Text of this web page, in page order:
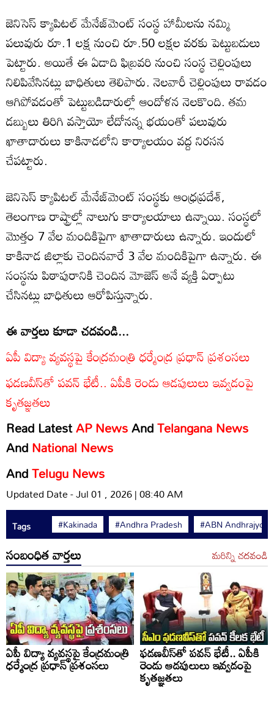
జెనిసెస్ క్యాపిటల్ మేనేజ్‌మెంట్ సంస్థ హామీలను నమ్మి
పలువురు రూ.1 లక్ష నుంచి రూ.50 లక్షల వరకు పెట్టుబడులు
పెట్టారు. అయితే ఈ ఏడాది ఫిబ్రవరి నుంచి సంస్థ చెల్లింపులు
నిలిపివేసినట్లు బాధితులు తెలిపారు. నెలవారీ చెల్లింపులు రావడం
ఆగిపోవడంతో పెట్టుబడిదారుల్లో ఆందోళన నెలకొంది. తమ
డబ్బులు తిరిగి వస్తాయో లేదోనన్న భయంతో పలువురు
ఖాతాదారులు కాకినాడలోని కార్యాలయం వద్ద నిరసన
చేపట్టారు.
జెనిసెస్ క్యాపిటల్ మేనేజ్‌మెంట్ సంస్థకు ఆంధ్రప్రదేశ్,
తెలంగాణ రాష్ట్రాల్లో నాలుగు కార్యాలయాలు ఉన్నాయి. సంస్థలో
మొత్తం 7 వేల మందికిపైగా ఖాతాదారులు ఉన్నారు. ఇందులో
కాకినాడ జిల్లాకు చెందినవారే 3 వేల మందికిపైగా ఉన్నారు. ఈ
సంస్థను పిఠాపురానికి చెందిన మోజెస్ అనే వ్యక్తి ఏర్పాటు
చేసినట్లు బాధితులు ఆరోపిస్తున్నారు.
ఈ వార్తలు కూడా చదవండి...
ఏపీ విద్యా వ్యవస్థపై కేంద్రమంత్రి ధర్మేంద్ర ప్రధాన్ ప్రశంసలు
ఫడణవీస్‌తో పవన్ భేటీ.. ఏపీకి రెండు ఆడపులులు ఇవ్వడంపై
కృతజ్ఞతలు
Read LatestAP NewsAndTelangana News
AndNational News
AndTelugu News
Updated Date - Jul 01 , 2026 | 08:40 AM
Tags #Kakinada #Andhra Pradesh #ABN
సంబంధిత వార్తలు మరిన్ని చదవండి
ఏపీ విద్యా వ్యవస్థపై కేంద్రమంత్రి
ధర్మేంద్ర ప్రధాన్ ప్రశంసలు
ఫడణవీస్‌తో పవన్ భేటీ.. ఏపీకి
రెండు ఆడపులులు ఇవ్వడంపై
కృతజ్ఞతలు